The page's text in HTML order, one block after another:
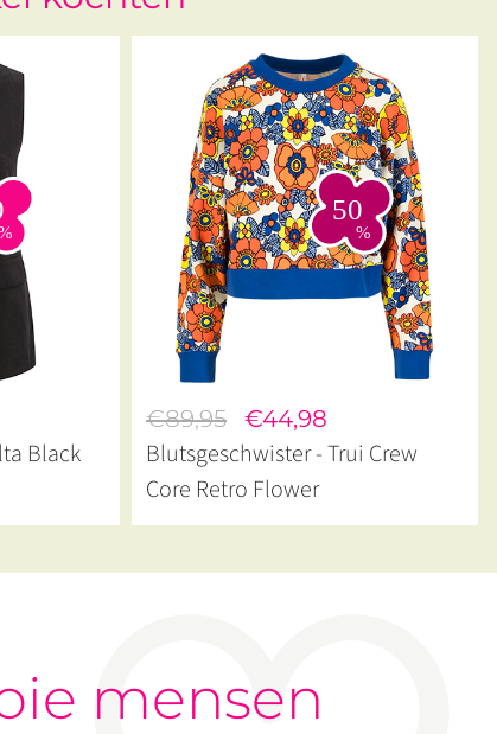
Black
€89,95 €44,98
Blutsgeschwister - Trui Crew
Core Retro Flower
mensen